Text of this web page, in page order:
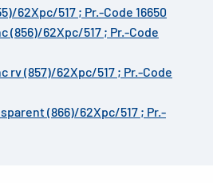
62Xpc/517 ; Pr.-Code 16650
(856)/62Xpc/517 ; Pr.-Code
rv (857)/62Xpc/517 ; Pr.-Code
(866)/62Xpc/517 ; Pr.-